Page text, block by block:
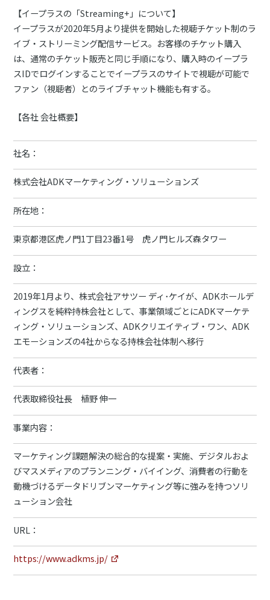
【イープラスの「Streaming+」について】
イープラスが2020年5月より提供を開始した視聴チケット制のラ
イブ・ストリーミング配信サービス。お客様のチケット購入
は、通常のチケット販売と同じ手順になり、購入時のイープラ
スIDでログインすることでイープラスのサイトで視聴が可能で
ファン（視聴者）とのライブチャット機能も有する。
【各社 会社概要】
社名：
株式会社ADKマーケティング・ソリューションズ
所在地：
東京都港区虎ノ門1丁目23番1号 虎ノ門ヒルズ森タワー
設立：
2019年1月より、株式会社アサツー ディ･ケイが、ADKホールデ
ィングスを純粋持株会社として、事業領域ごとにADKマーケテ
ィング・ソリューションズ、ADKクリエイティブ・ワン、ADK
エモーションズの4社からなる持株会社体制へ移行
代表者：
代表取締役社長 植野 伸一
事業内容：
マーケティング課題解決の総合的な提案・実施、デジタルおよ
びマスメディアのプランニング・バイイング、消費者の行動を
動機づけるデータドリブンマーケティング等に強みを持つソリ
ューション会社
URL：
https://www.adkms.jp/